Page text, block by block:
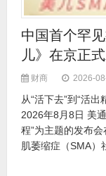
中国首个罕
儿》在京正
财商 2026-
从“活下去”到“活
2026年8月8日 美
程”为主题的发布
肌萎缩症（SMA）